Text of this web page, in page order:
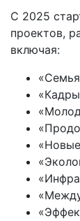
С 2025
проектов,
включая: